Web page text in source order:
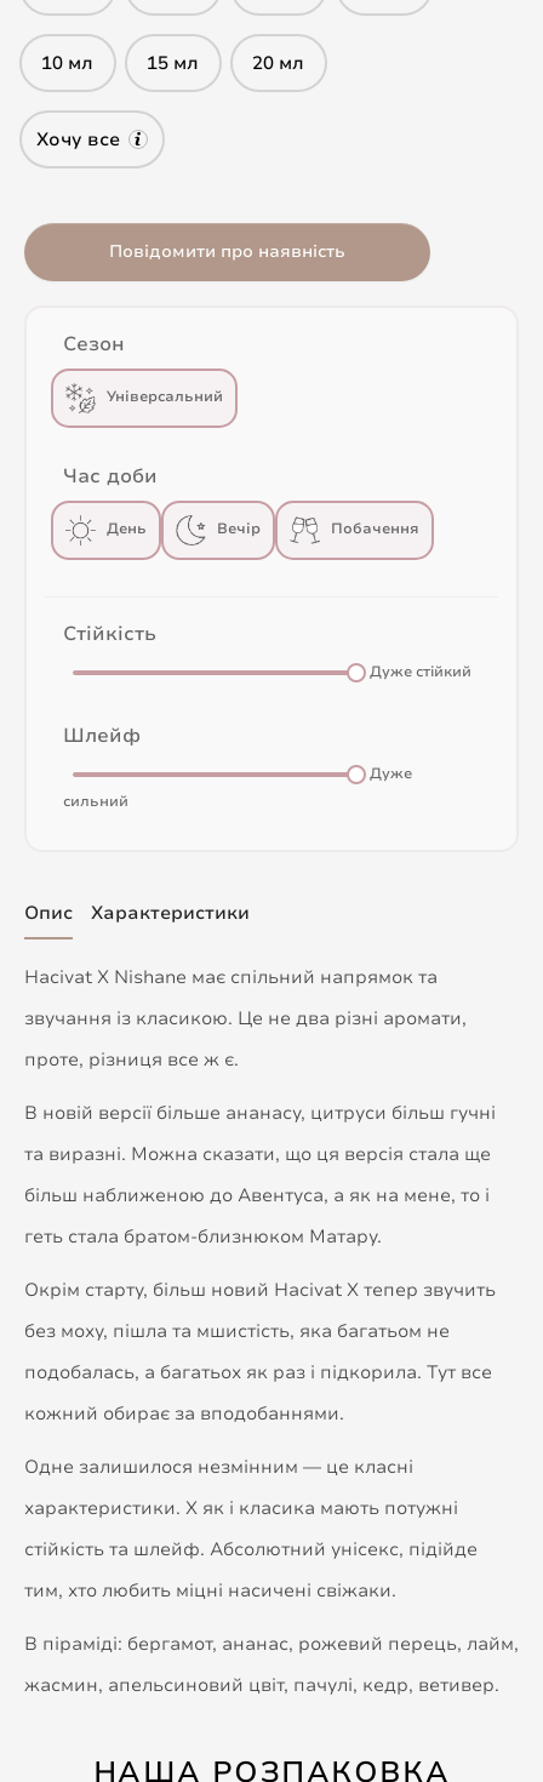
10 мл 15 мл 20 мл
Хочу все
Повідомити про наявність
Сезон
Універсальний
Час доби
День Вечір Побачення
Стійкість
Дуже стійкий
Шлейф
Дуже
сильний
Опис Характеристики
Hacivat X Nishane має спільний напрямок та
звучання із класикою. Це не два різні аромати,
проте, різниця все ж є.
В новій версії більше ананасу, цитруси більш гучні
та виразні. Можна сказати, що ця версія стала ще
більш наближеною до Авентуса, а як на мене, то і
геть стала братом-близнюком Матару.
Окрім старту, більш новий Hacivat X тепер звучить
без моху, пішла та мшистість, яка багатьом не
подобалась, а багатьох як раз і підкорила. Тут все
кожний обирає за вподобаннями.
Одне залишилося незмінним — це класні
характеристики. X як і класика мають потужні
стійкість та шлейф. Абсолютний унісекс, підійде
тим, хто любить міцні насичені свіжаки.
В піраміді: бергамот, ананас, рожевий перець, лайм,
жасмин, апельсиновий цвіт, пачулі, кедр, ветивер.
НАША РОЗПАКОВКА